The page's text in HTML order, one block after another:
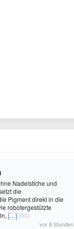
Nadelstiche und
die
Pigment direkt in die
robotergestützte
[…] (00)
vor 8 Stunden